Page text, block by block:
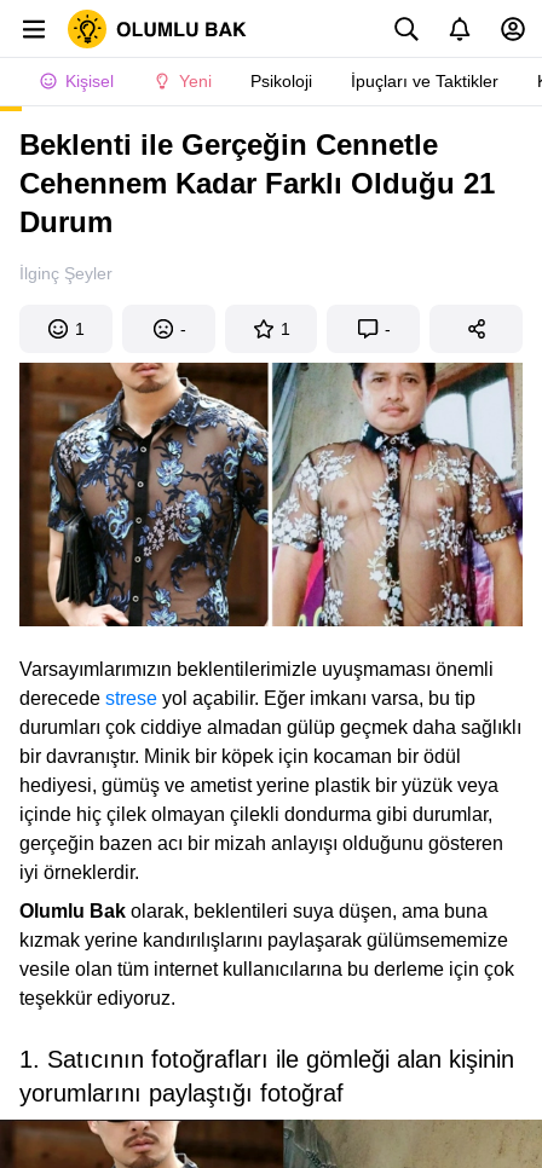
Kişisel Yeni Psikoloji İpuçları ve Taktikler
Beklenti ile Gerçeğin Cennetle
Cehennem Kadar Farklı Olduğu 21
Durum
İlginç Şeyler
1 - 1 -
Varsayımlarımızın beklentilerimizle uyuşmaması önemli
derecede strese yol açabilir. Eğer imkanı varsa, bu tip
durumları çok ciddiye almadan gülüp geçmek daha sağlıklı
bir davranıştır. Minik bir köpek için kocaman bir ödül
hediyesi, gümüş ve ametist yerine plastik bir yüzük veya
içinde hiç çilek olmayan çilekli dondurma gibi durumlar,
gerçeğin bazen acı bir mizah anlayışı olduğunu gösteren
iyi örneklerdir.
Olumlu Bak olarak, beklentileri suya düşen, ama buna
kızmak yerine kandırılışlarını paylaşarak gülümsememize
vesile olan tüm internet kullanıcılarına bu derleme için çok
teşekkür ediyoruz.
1. Satıcının fotoğrafları ile gömleği alan kişinin
yorumlarını paylaştığı fotoğraf